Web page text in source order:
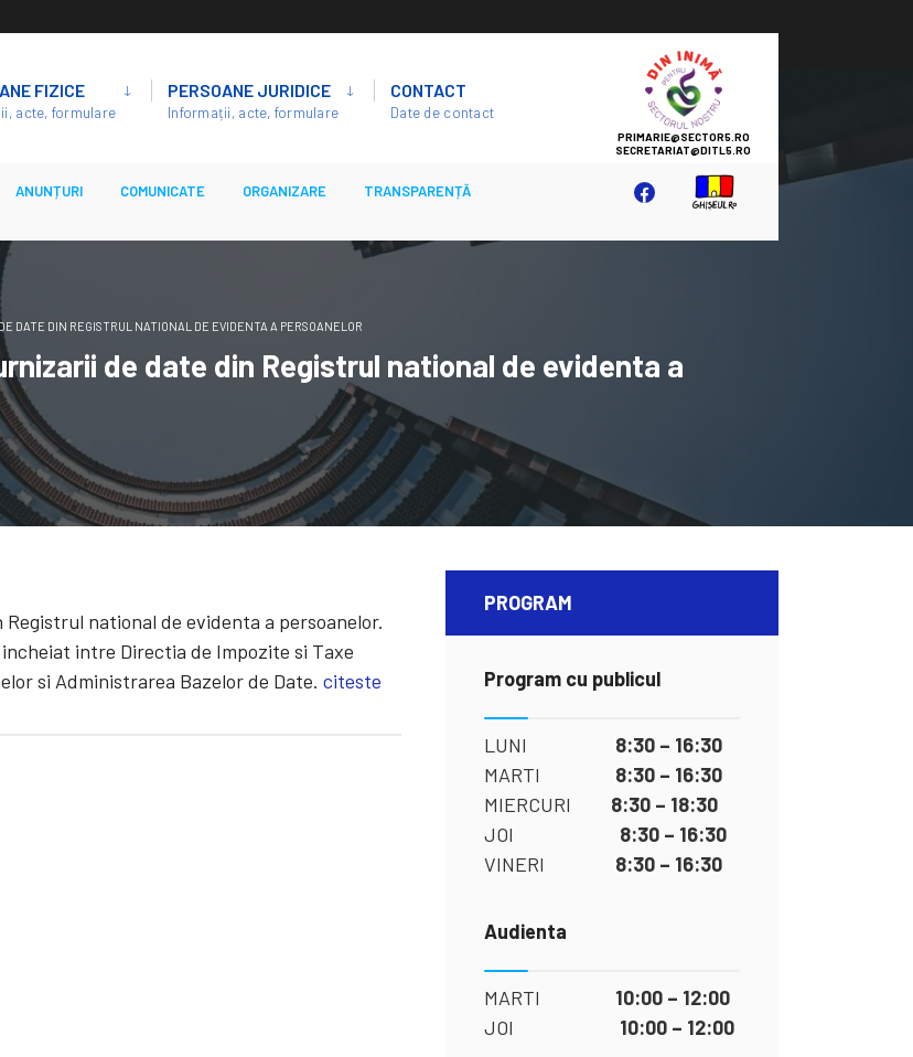
FIZICE
acte, formulare
PERSOANE JURIDICE
Informații, acte, formulare
CONTACT
Date de contact
SECTOR
5
ANUNȚURI COMUNICATE ORGANIZARE TRANSPARENȚĂ
DATE DIN REGISTRUL NATIONAL DE EVIDENTA A PERSOANELOR
de date din Registrul national de evidenta a
national de evidenta a persoanelor.
intre Directia de Impozite si Taxe
si Administrarea Bazelor de Date. citeste
PROGRAM
Program cu publicul
LUNI 8:30 – 16:30
MARTI 8:30 – 16:30
MIERCURI 8:30 – 18:30
JOI 8:30 – 16:30
VINERI 8:30 – 16:30
Audienta
MARTI 10:00 – 12:00
JOI 10:00 – 12:00